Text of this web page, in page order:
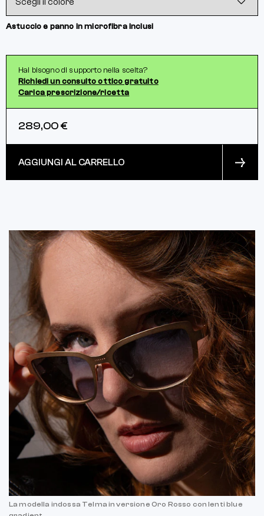
Astuccio e panno in microfibra inclusi
Hai bisogno di supporto nella scelta?
Richiedi un consulto ottico gratuito
Carica prescrizione/ricetta
289,00 €
AGGIUNGI AL CARRELLO
La modella indossa Telma in versione Oro Rosso con lenti blue